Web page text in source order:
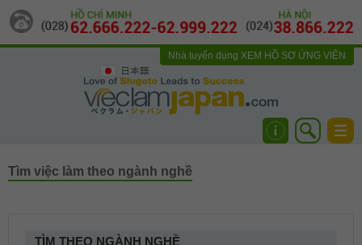
日本語
Nhà tuyển dụng XEM HỒ SƠ ỨNG VIÊN
Tìm việc làm theo ngành nghề
TÌM THEO NGÀNH NGHỀ